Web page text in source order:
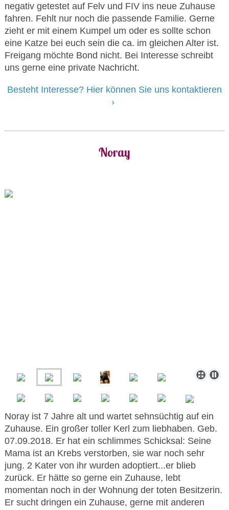
negativ getestet auf Felv und FIV ins neue Zuhause
fahren. Fehlt nur noch die passende Familie. Gerne
zieht er mit einem Kumpel um oder es sollte schon
eine Katze bei euch sein die ca. im gleichen Alter ist.
Freigang möchte Bond nicht. Bei Interesse schreibt
uns gerne eine private Nachricht.
Besteht Interesse? Hier können Sie uns kontaktieren
Noray
Noray ist 7 Jahre alt und wartet sehnsüchtig auf ein
Zuhause. Ein großer toller Kerl zum liebhaben. Geb.
07.09.2018. Er hat ein schlimmes Schicksal: Seine
Mama ist an Krebs verstorben, sie war noch sehr
jung. 2 Kater von ihr wurden adoptiert...er blieb
zurück. Er hätte so gerne ein Zuhause, lebt
momentan noch in der Wohnung der toten Besitzerin.
Er sucht dringen ein Zuhause, gerne mit anderen